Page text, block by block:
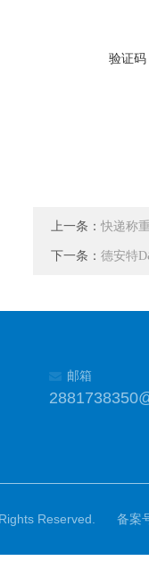
验证码
上一条： 快递称
下一条： 德安特
邮箱
Reserved. 备案